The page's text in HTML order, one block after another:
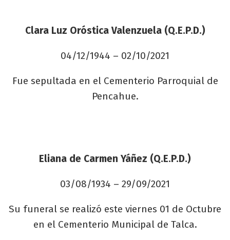
Clara Luz Oróstica Valenzuela (Q.E.P.D.)
04/12/1944 – 02/10/2021
Fue sepultada en el Cementerio Parroquial de
Pencahue.
Eliana de Carmen Yáñez (Q.E.P.D.)
03/08/1934 – 29/09/2021
Su funeral se realizó este viernes 01 de Octubre
en el Cementerio Municipal de Talca.